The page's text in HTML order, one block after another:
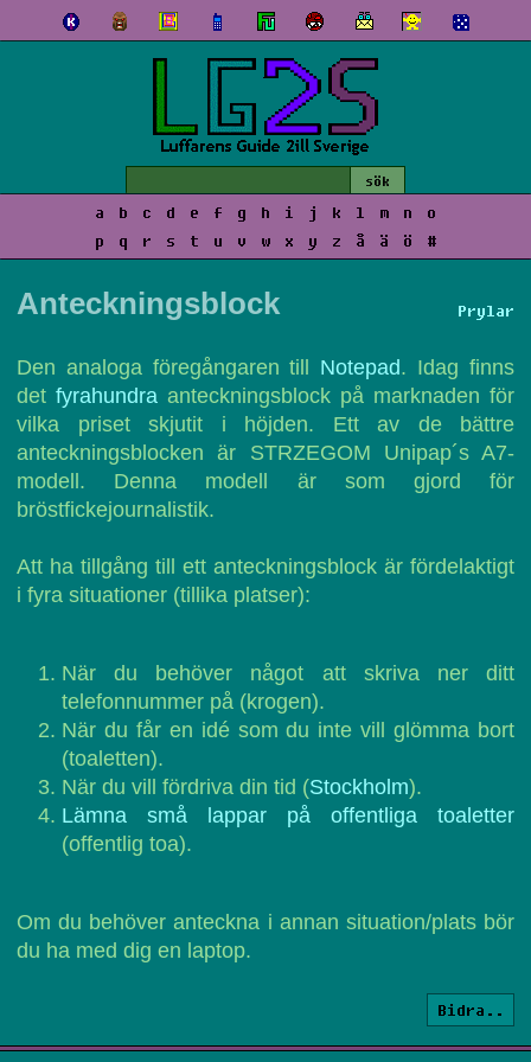
a b c d e f g h i j k l m n
o
p
q r s t u v w x y z å ä ö #
Prylar
Anteckningsblock
Den analoga föregångaren till Notepad. Idag finns
det fyrahundra anteckningsblock på marknaden för
vilka priset skjutit i höjden. Ett av de bättre
anteckningsblocken är STRZEGOM Unipap´s A7-
modell. Denna modell är som gjord för
bröstfickejournalistik.
Att ha tillgång till ett anteckningsblock är fördelaktigt
i fyra situationer (tillika platser):
När du behöver något att skriva ner ditt
telefonnummer på (krogen).
När du får en idé som du inte vill glömma bort
(toaletten).
När du vill fördriva din tid (Stockholm).
Lämna små lappar på offentliga toaletter
(offentlig toa).
Om du behöver anteckna i annan situation/plats bör
du ha med dig en laptop.
Bidra..